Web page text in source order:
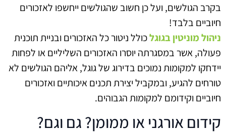
בקרב הגולשים, ועל כן חשוב שהגולשים ייחשפו לאזכורים
חיוביים בלבד!
ניהול מוניטין בגוגלכולל ניטור כל האזכורים ובניית תוכנית
פעולה, אשר במסגרתה יוסרו האזכורים השליליים או לפחות
יידחקו למקומות נמוכים בדירוג של גוגל, אליהם הגולשים לא
טורחים להגיע, ובמקביל יצירת תכנים איכותיים ואזכורים
חיוביים וקידומם למקומות הגבוהים.
קידום אורגני או ממומן? גם וגם?